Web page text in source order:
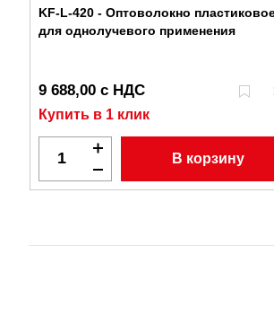
KF-L-420 - Оптоволокно
для однолучевого применения
9 688,00 с НДС
Купить в 1 клик
В корзину